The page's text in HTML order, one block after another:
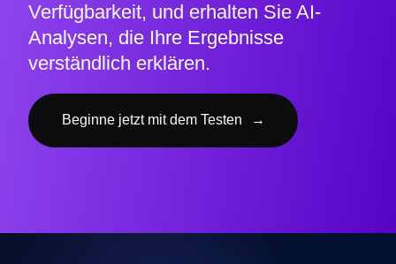
Verfügbarkeit, und erhalten Sie AI-
Analysen, die Ihre Ergebnisse
verständlich erklären.
Beginne jetzt mit dem Testen →